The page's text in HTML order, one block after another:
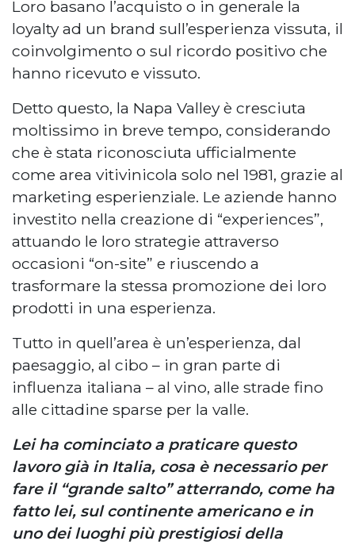
Loro basano l’acquisto o in generale la
loyalty ad un brand sull’esperienza vissuta, il
coinvolgimento o sul ricordo positivo che
hanno ricevuto e vissuto.
Detto questo, la Napa Valley è cresciuta
moltissimo in breve tempo, considerando
che è stata riconosciuta ufficialmente
come area vitivinicola solo nel 1981, grazie al
marketing esperienziale. Le aziende hanno
investito nella creazione di “experiences”,
attuando le loro strategie attraverso
occasioni “on-site” e riuscendo a
trasformare la stessa promozione dei loro
prodotti in una esperienza.
Tutto in quell’area è un’esperienza, dal
paesaggio, al cibo – in gran parte di
influenza italiana – al vino, alle strade fino
alle cittadine sparse per la valle.
Lei ha cominciato a praticare questo
lavoro già in Italia, cosa è necessario per
fare il “grande salto” atterrando, come ha
fatto lei, sul continente americano e in
uno dei luoghi più prestigiosi della